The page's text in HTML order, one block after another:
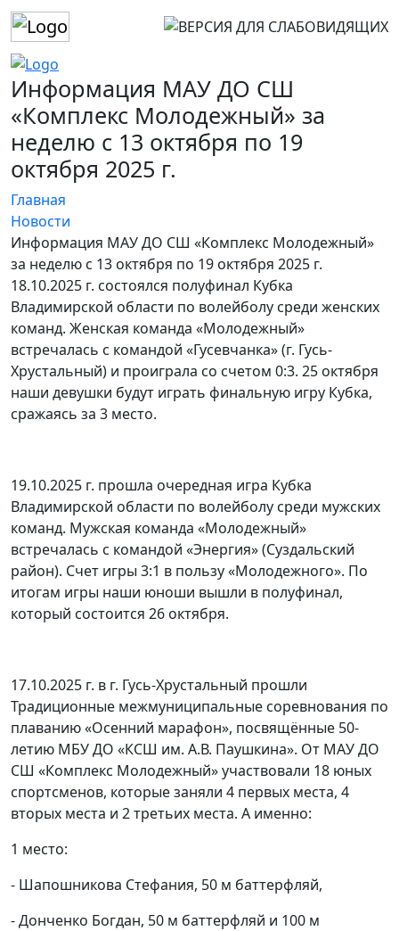
Информация МАУ ДО СШ
«Комплекс Молодежный» за
неделю с 13 октября по 19
октября 2025 г.
Главная
Новости
Информация МАУ ДО СШ «Комплекс Молодежный»
за неделю с 13 октября по 19 октября 2025 г.
18.10.2025 г. состоялся полуфинал Кубка
Владимирской области по волейболу среди женских
команд. Женская команда «Молодежный»
встречалась с командой «Гусевчанка» (г. Гусь-
Хрустальный) и проиграла со счетом 0:3. 25 октября
наши девушки будут играть финальную игру Кубка,
сражаясь за 3 место.
19.10.2025 г. прошла очередная игра Кубка
Владимирской области по волейболу среди мужских
команд. Мужская команда «Молодежный»
встречалась с командой «Энергия» (Суздальский
район). Счет игры 3:1 в пользу «Молодежного». По
итогам игры наши юноши вышли в полуфинал,
который состоится 26 октября.
17.10.2025 г. в г. Гусь-Хрустальный прошли
Традиционные межмуниципальные соревнования по
плаванию «Осенний марафон», посвящённые 50-
летию МБУ ДО «КСШ им. А.В. Паушкина». От МАУ ДО
СШ «Комплекс Молодежный» участвовали 18 юных
спортсменов, которые заняли 4 первых места, 4
вторых места и 2 третьих места. А именно:
1 место:
- Шапошникова Стефания, 50 м баттерфляй,
- Донченко Богдан, 50 м баттерфляй и 100 м